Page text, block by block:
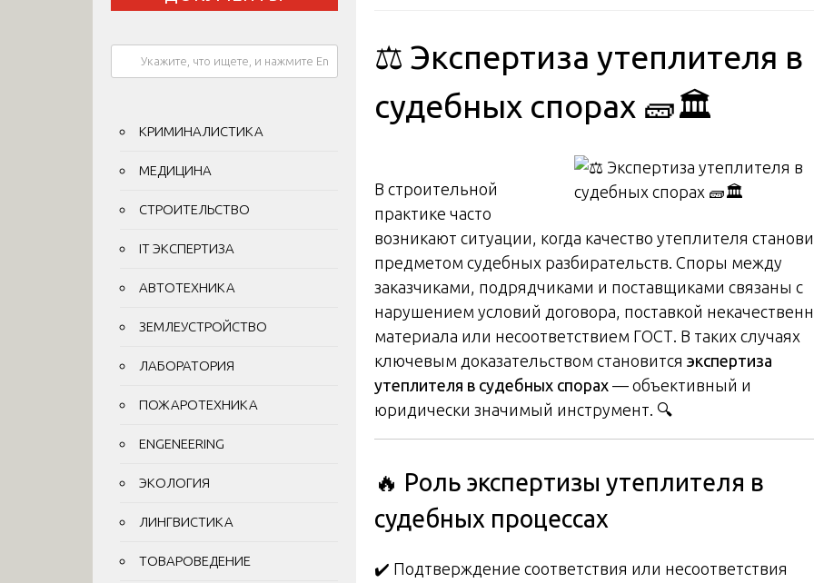
⚖️ Экспертиза утеплителя в
судебных спорах 🧱🏛️
В строительной
практике часто
возникают ситуации, когда качество утеплителя
предметом судебных разбирательств. Споры между
заказчиками, подрядчиками и поставщиками связаны с
нарушением условий договора, поставкой
материала или несоответствием ГОСТ. В таких случаях
ключевым доказательством становится экспертиза
утеплителя в судебных спорах — объективный и
юридически значимый инструмент. 🔍
🔥 Роль экспертизы утеплителя в
судебных процессах
✔️ Подтверждение соответствия или несоответствия
КРИМИНАЛИСТИКА
МЕДИЦИНА
СТРОИТЕЛЬСТВО
IT ЭКСПЕРТИЗА
АВТОТЕХНИКА
ЗЕМЛЕУСТРОЙСТВО
ЛАБОРАТОРИЯ
ПОЖАРОТЕХНИКА
ENGENEERING
ЭКОЛОГИЯ
ЛИНГВИСТИКА
ТОВАРОВЕДЕНИЕ